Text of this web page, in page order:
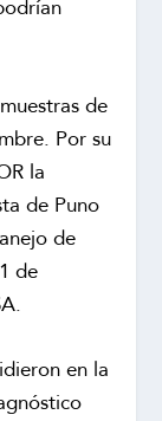
de
Por su
la
de Puno
de
de
en la